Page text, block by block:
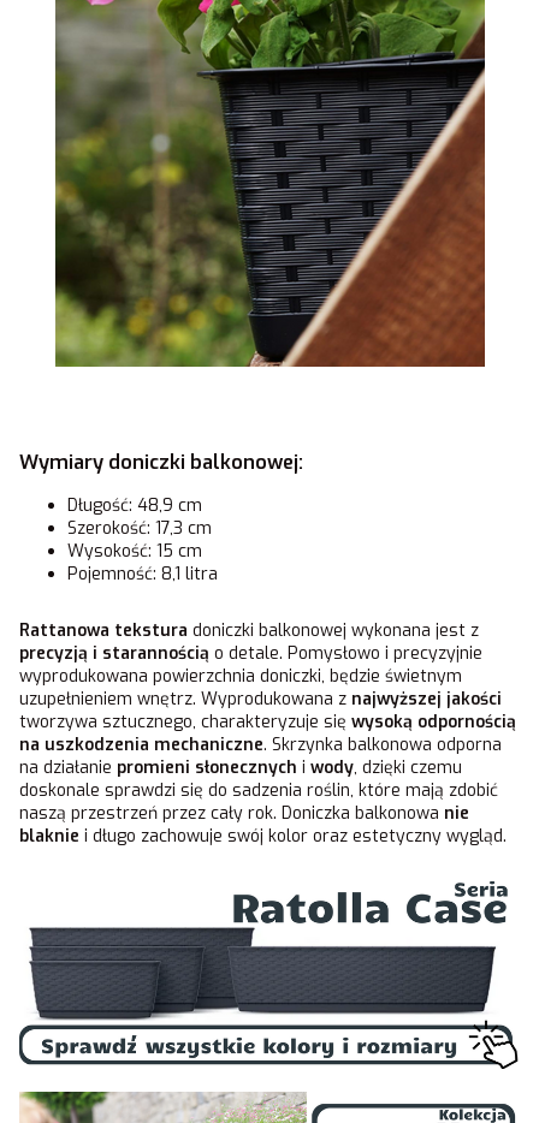
Wymiary doniczki balkonowej:
Długość: 48,9 cm
Szerokość: 17,3 cm
Wysokość: 15 cm
Pojemność: 8,1 litra
Rattanowa tekstura doniczki balkonowej wykonana jest z
precyzją i starannością o detale. Pomysłowo i precyzyjnie
wyprodukowana powierzchnia doniczki, będzie świetnym
uzupełnieniem wnętrz. Wyprodukowana z najwyższej jakości
tworzywa sztucznego, charakteryzuje się wysoką odpornością
na uszkodzenia mechaniczne. Skrzynka balkonowa odporna
na działanie promieni słonecznych i wody, dzięki czemu
doskonale sprawdzi się do sadzenia roślin, które mają zdobić
naszą przestrzeń przez cały rok. Doniczka balkonowa nie
blaknie i długo zachowuje swój kolor oraz estetyczny wygląd.